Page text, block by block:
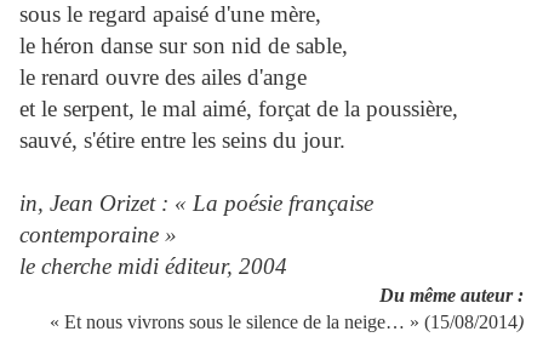
sous le regard apaisé d'une mère,
le héron danse sur son nid de sable,
le renard ouvre des ailes d'ange
et le serpent, le mal aimé, forçat de la poussière,
sauvé, s'étire entre les seins du jour.
in, Jean Orizet : « La poésie française
contemporaine »
le cherche midi éditeur, 2004
Du même auteur :
« Et nous vivrons sous le silence de la neige… » (15/08/2014)